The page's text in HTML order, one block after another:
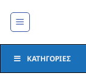
στο
ΚΑΤΗΓΟΡΊΕΣ